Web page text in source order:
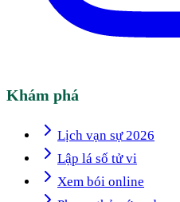
Khám phá
Lịch vạn sự 2026
Lập lá số tử vi
Xem bói online